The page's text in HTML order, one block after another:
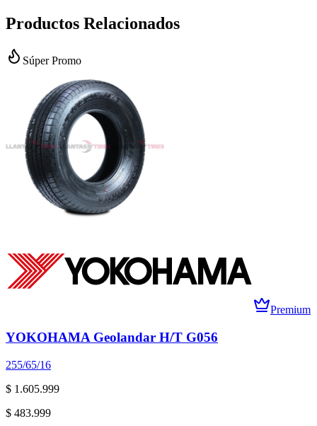
Productos Relacionados
Súper Promo
Premium
YOKOHAMA Geolandar H/T G056
255/65/16
$ 1.605.999
$ 483.999